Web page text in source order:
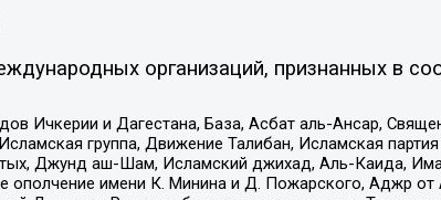
организаций, признанных в
Ичкерии и Дагестана, База, Асбат аль-Ансар,
группа, Движение Талибан, Исламская партия
Джунд аш-Шам, Исламский джихад, Аль-Каида,
имени К. Минина и Д. Пожарского, Аджр от